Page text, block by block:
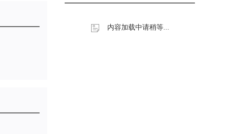
内容加载中请稍等...